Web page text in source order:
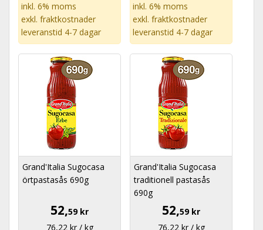
inkl. 6% moms
exkl. fraktkostnader
leveranstid 4-7 dagar
inkl. 6% moms
exkl. fraktkostnader
leveranstid 4-7 dagar
Grand'Italia Sugocasa
örtpastasås 690g
52,59 kr
76,22 kr / kg
Grand'Italia Sugocasa
traditionell pastasås
690g
52,59 kr
76,22 kr / kg